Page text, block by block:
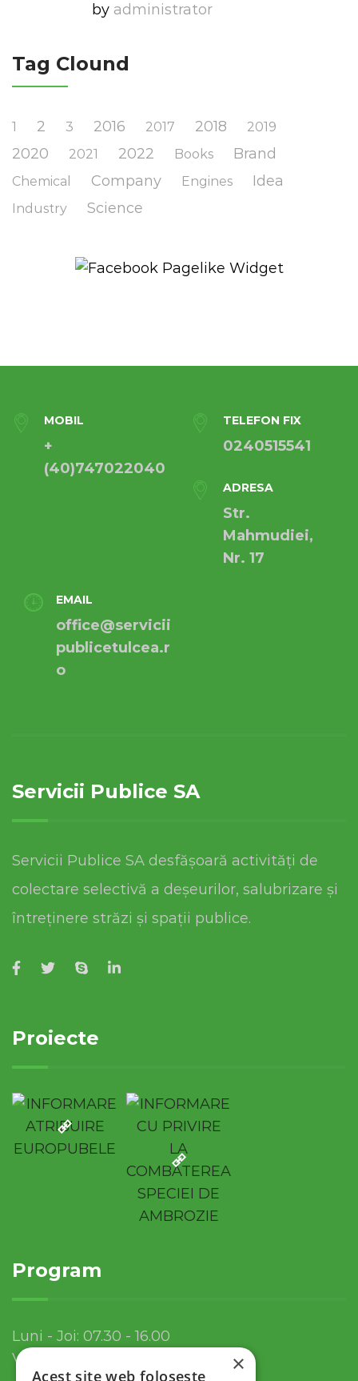
by Administrator
Tag Clound
1 2 3 2016 2017 2018 2019
2020 2021 2022 Books Brand
Chemical Company Engines Idea
Industry Science
MOBIL
+
(40)747022040
TELEFON FIX
0240515541
ADRESA
Str.
Mahmudiei,
Nr. 17
EMAIL
office@servicii
publicetulcea.r
o
Servicii Publice SA
Servicii Publice SA desfășoară activități de
colectare selectivă a deșeurilor, salubrizare și
întreținere străzi și spații publice.
Proiecte
Program
Luni - Joi: 07.30 - 16.00
Vineri: 07.30 - 13.30
×
Acest site web folosește